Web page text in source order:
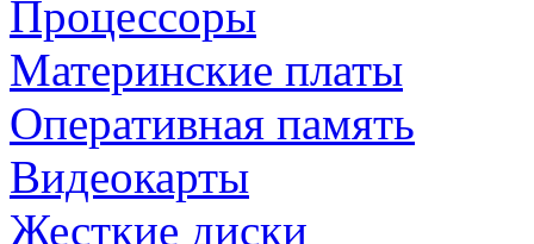
Процессоры
Материнские платы
Оперативная память
Видеокарты
Жесткие диски